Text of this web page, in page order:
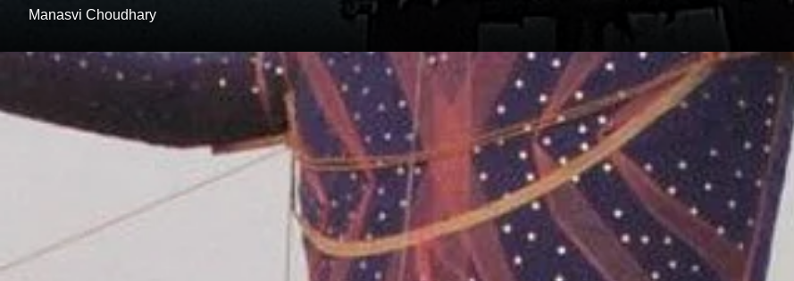
Manasvi Choudhary